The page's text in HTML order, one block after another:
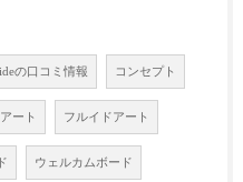
の口コミ情報 コンセプト
アート フルイドアート
ウェルカムボード